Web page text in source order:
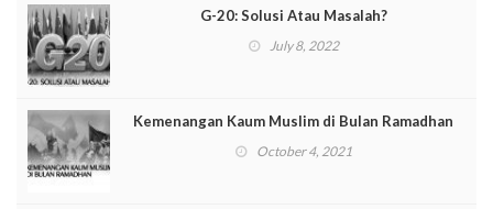
G-20: Solusi Atau Masalah?
July 8, 2022
Kemenangan Kaum Muslim di Bulan Ramadhan
October 4, 2021